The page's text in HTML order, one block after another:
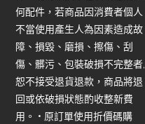
何配件，若商品因消費者個人
不當使用產生人為因素造成故
障、損毀、磨損、擦傷、刮
傷、髒污、包裝破損不完整者,
恕不接受退貨退款，商品將退
回或依破損狀態酌收整新費
用。 • 原訂單使用折價碼購